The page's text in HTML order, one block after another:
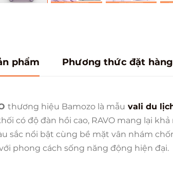
phẩm Phương thức đặt hàng
thương hiệu Bamozo là mẫu vali du
có độ đàn hồi cao, RAVO mang lại
sắc nổi bật cùng bề mặt vân nhám
phong cách sống năng động hiện đại.